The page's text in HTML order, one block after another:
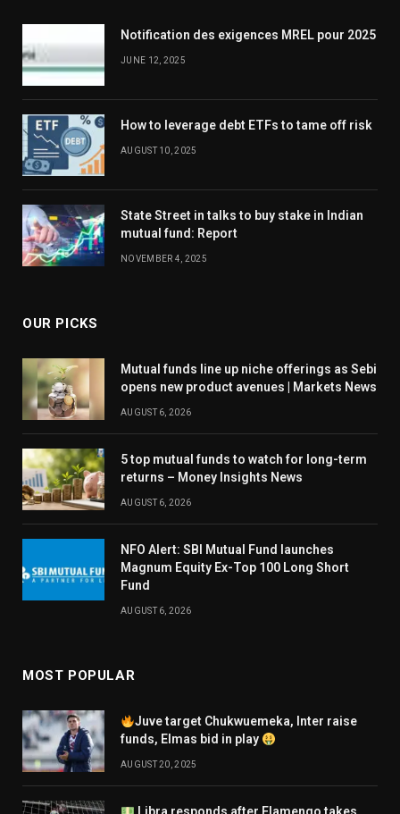
Notification des exigences MREL pour 2025
JUNE 12, 2025
How to leverage debt ETFs to tame off risk
AUGUST 10, 2025
State Street in talks to buy stake in Indian
mutual fund: Report
NOVEMBER 4, 2025
OUR PICKS
Mutual funds line up niche offerings as Sebi
opens new product avenues | Markets News
AUGUST 6, 2026
5 top mutual funds to watch for long-term
returns – Money Insights News
AUGUST 6, 2026
NFO Alert: SBI Mutual Fund launches
Magnum Equity Ex-Top 100 Long Short
Fund
AUGUST 6, 2026
MOST POPULAR
Juve target Chukwuemeka, Inter raise
funds, Elmas bid in play
AUGUST 20, 2025